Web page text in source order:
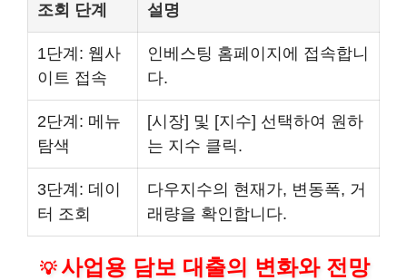
조회 단계 설명
1단계: 웹사
이트 접속
인베스팅 홈페이지에 접속합니
다.
2단계: 메뉴
탐색
[시장] 및 [지수] 선택하여 원하
는 지수 클릭.
3단계: 데이
터 조회
다우지수의 현재가, 변동폭, 거
래량을 확인합니다.
💡 사업용 담보 대출의 변화와 전망